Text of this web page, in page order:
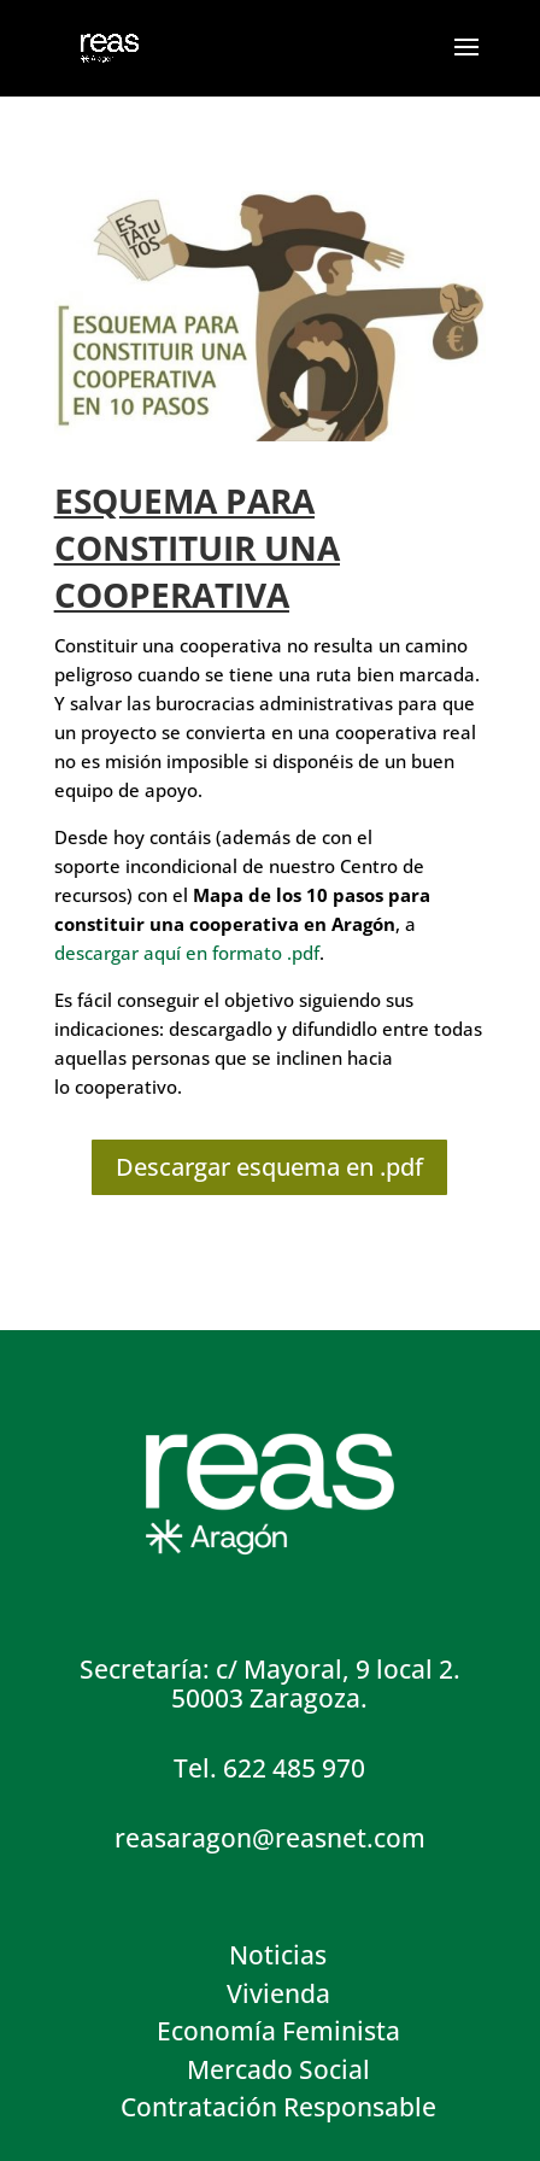
ESQUEMA PARA
CONSTITUIR UNA
COOPERATIVA
Constituir una cooperativa no resulta un camino
peligroso cuando se tiene una ruta bien marcada.
Y salvar las burocracias administrativas para que
un proyecto se convierta en una cooperativa real
no es misión imposible si disponéis de un buen
equipo de apoyo.
Desde hoy contáis (además de con el
soporte incondicional de nuestro Centro de
recursos) con el Mapa de los 10 pasos para
constituir una cooperativa en Aragón, a
descargar aquí en formato .pdf.
Es fácil conseguir el objetivo siguiendo sus
indicaciones: descargadlo y difundidlo entre todas
aquellas personas que se inclinen hacia
lo cooperativo.
Descargar esquema en .pdf
Secretaría: c/ Mayoral, 9 local 2.
50003 Zaragoza.
Tel. 622 485 970
reasaragon@reasnet.com
Noticias
Vivienda
Economía Feminista
Mercado Social
Contratación Responsable